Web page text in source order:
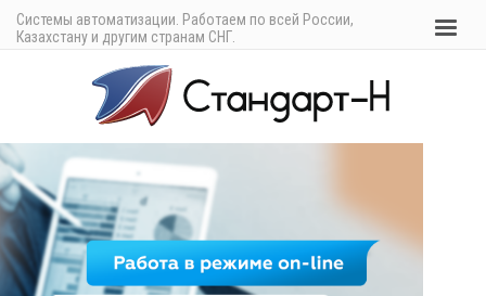
Системы автоматизации. Работаем по всей России,
Казахстану и другим странам СНГ.